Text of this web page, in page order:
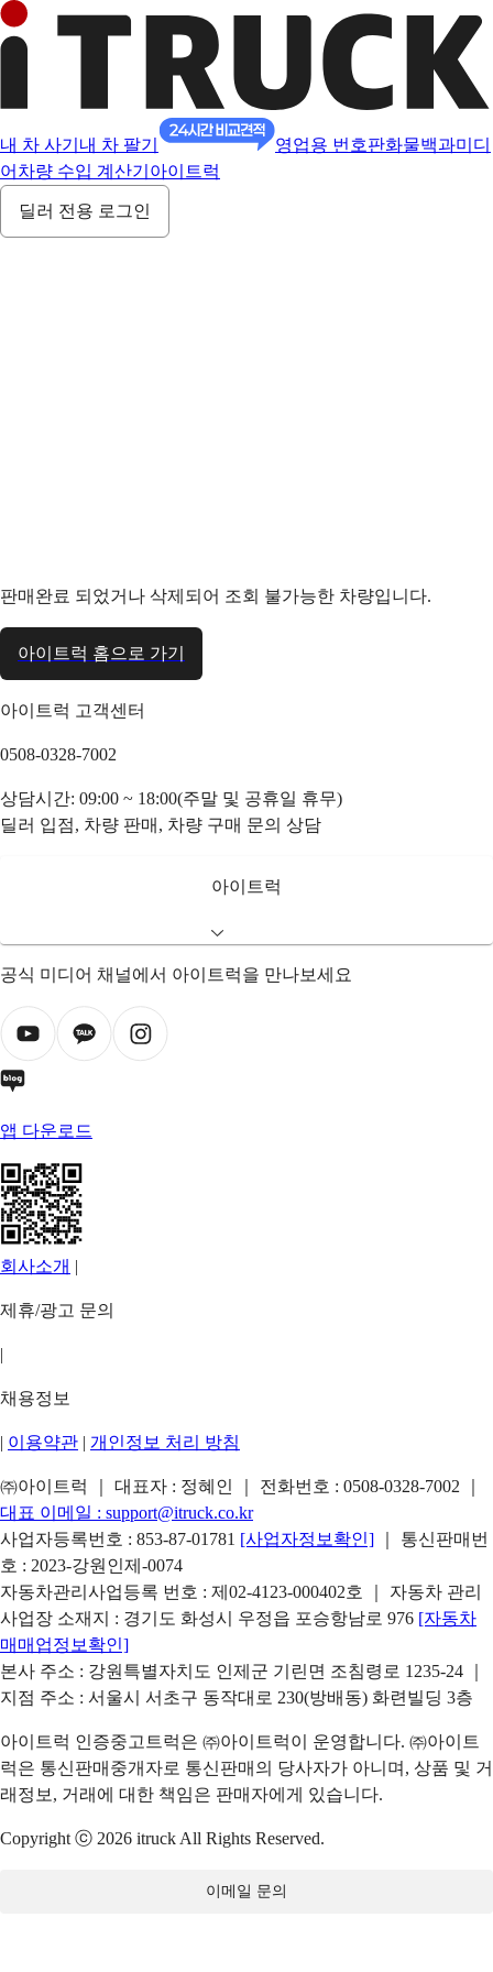
내 차 사기 내 차 팔기 영업용 번호판화물백과미디
어 차량 수입 계산기 아이트럭
딜러 전용 로그인
판매완료 되었거나 삭제되어 조회 불가능한 차량입니다.
아이트럭 홈으로 가기
아이트럭 고객센터
0508-0328-7002
상담시간: 09:00 ~ 18:00(주말 및 공휴일 휴무)
딜러 입점, 차량 판매, 차량 구매 문의 상담
아이트럭
공식 미디어 채널에서 아이트럭을 만나보세요
앱 다운로드
회사소개 |
제휴/광고 문의
|
채용정보
| 이용약관 | 개인정보 처리 방침
㈜아이트럭 ｜ 대표자 : 정혜인 ｜ 전화번호 : 0508-0328-7002
대표 이메일 : support@itruck.co.kr
사업자등록번호 : 853-87-01781 [사업자정보확인]
｜ 통신판매번
호 : 2023-강원인제-0074
자동차관리사업등록 번호 : 제02-4123-000402호 ｜ 자동차 관리
사업장 소재지 : 경기도 화성시 우정읍 포승항남로 976 [자동차
매매업정보확인]
본사 주소 : 강원특별자치도 인제군 기린면 조침령로 1235-24 ｜
지점 주소 : 서울시 서초구 동작대로 230(방배동) 화련빌딩 3층
아이트럭 인증중고트럭은 ㈜아이트럭이 운영합니다. ㈜아이트
럭은 통신판매중개자로 통신판매의 당사자가 아니며, 상품 및 거
래정보, 거래에 대한 책임은 판매자에게 있습니다.
Copyright ⓒ 2026 itruck All Rights Reserved.
이메일 문의